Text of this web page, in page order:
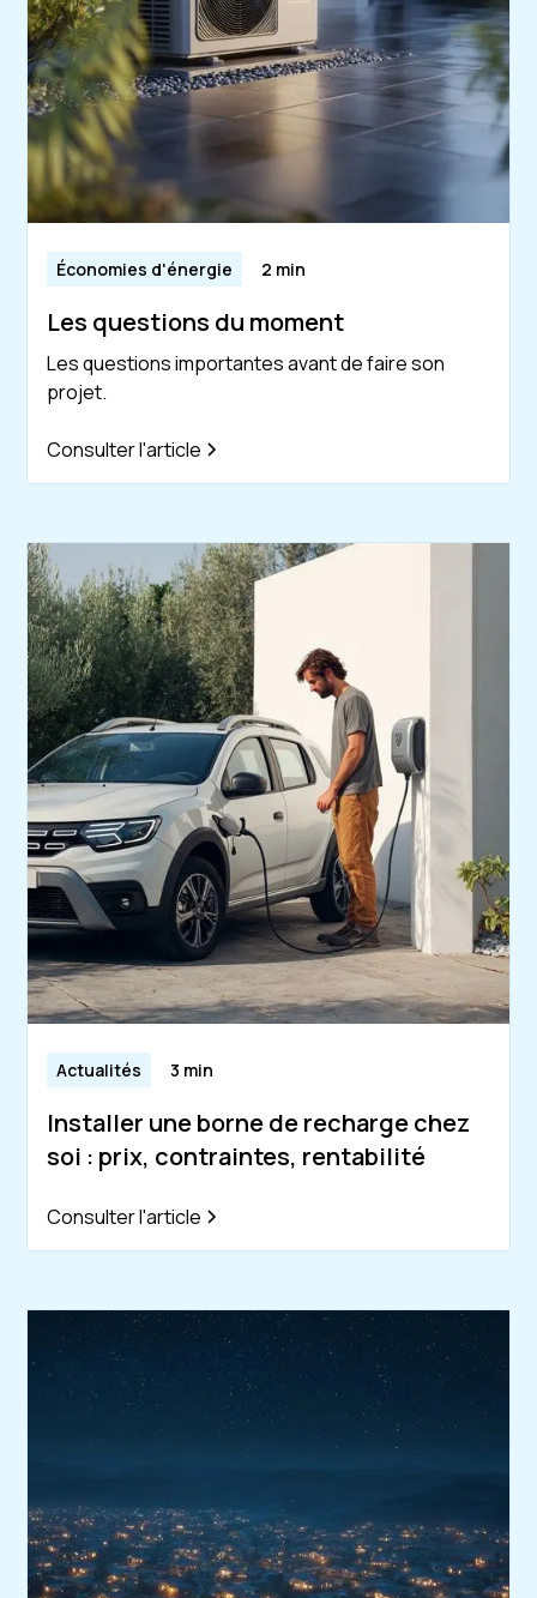
Économies d'énergie 2 min
Les questions du moment
Les questions importantes avant de faire son
projet.
Consulter l'article
Actualités 3 min
Installer une borne de recharge chez
soi : prix, contraintes, rentabilité
Consulter l'article